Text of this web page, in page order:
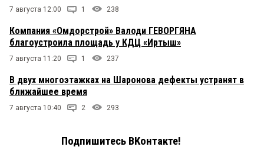
7 августа 12:00 1 238
Компания «Омдорстрой» Валоди ГЕВОРГЯНА
благоустроила площадь у КДЦ «Иртыш»
7 августа 11:20 1 237
В двух многоэтажках на Шаронова дефекты устранят в
ближайшее время
7 августа 10:40 2 293
Подпишитесь ВКонтакте!